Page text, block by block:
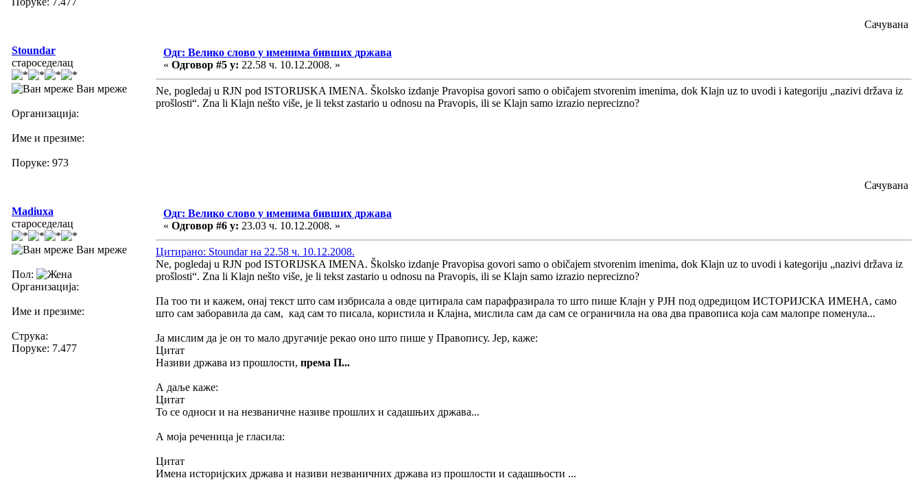
Сачувана
Stoundar
староседелац
Ван мреже
Организација:
Име и презиме:
Поруке: 973
Одг: Велико слово у именима бивших држава
« Одговор #5 у: 22.58 ч. 10.12.2008. »
Ne, pogledaj u RJN pod ISTORIJSKA IMENA. Školsko izdanje Pravopisa govori samo o običajem stvorenim imenima, dok Klajn uz to uvodi i kategoriju „nazivi država iz
prošlosti“. Zna li Klajn nešto više, je li tekst zastario u odnosu na Pravopis, ili se Klajn samo izrazio neprecizno?
Сачувана
Madiuxa
староседелац
Ван мреже
Пол:
Организација:
Име и презиме:
Струка:
Поруке: 7.477
Одг: Велико слово у именима бивших држава
« Одговор #6 у: 23.03 ч. 10.12.2008. »
Цитирано: Stoundar на 22.58 ч. 10.12.2008.
Ne, pogledaj u RJN pod ISTORIJSKA IMENA. Školsko izdanje Pravopisa govori samo o običajem stvorenim imenima, dok Klajn uz to uvodi i kategoriju „nazivi država iz
prošlosti“. Zna li Klajn nešto više, je li tekst zastario u odnosu na Pravopis, ili se Klajn samo izrazio neprecizno?
Па тоо ти и кажем, онај текст што сам избрисала а овде цитирала сам парафразирала то што пише Клајн у РЈН под одредицом ИСТОРИЈСКА ИМЕНА, само
што сам заборавила да сам, кад сам то писала, користила и Клајна, мислила сам да сам се ограничила на ова два правописа која сам малопре поменула...
Ја мислим да је он то мало другачије рекао оно што пише у Правопису. Јер, каже:
Цитат
Називи држава из прошлости, према П...
А даље каже:
Цитат
То се односи и на незваничне називе прошлих и садашњих држава...
А моја реченица је гласила:
Цитат
Имена историјских држава и називи незваничних држава из прошлости и садашњости ...